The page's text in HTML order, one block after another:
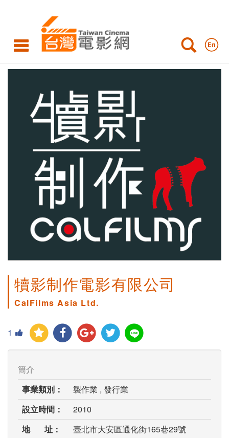
犢影制作電影有限公司
CalFilms Asia Ltd.
1
簡介
事業類別：
製作業 , 發行業
設立時間：
2010
地 址：
臺北市大安區通化街165巷29號